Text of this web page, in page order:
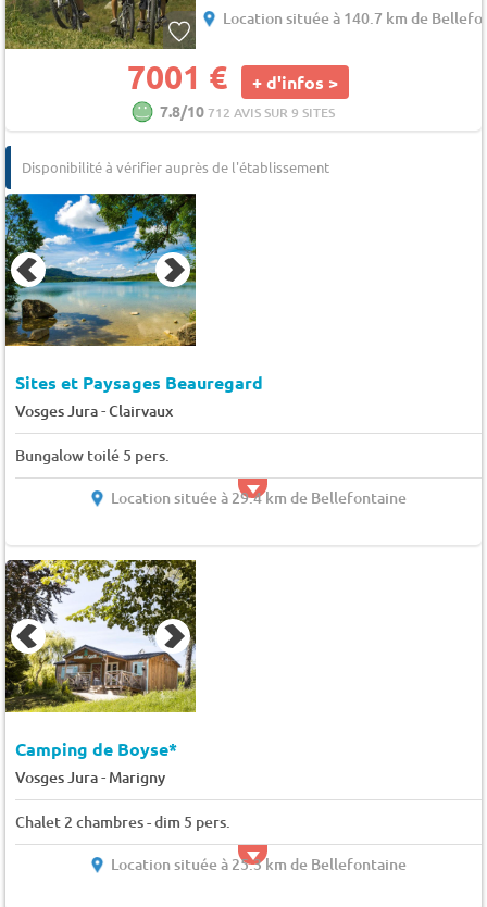
Location située à 140.7 km de
7001 € + d'infos >
7.8/10712 AVIS SUR 9 SITES
Disponibilité à vérifier auprès de l'établissement
Sites et Paysages Beauregard
Vosges Jura-Clairvaux
Bungalow toilé 5 pers.
Location située à 29.4 km de Bellefontaine
Camping de Boyse*
Vosges Jura- Marigny
Chalet 2 chambres - dim 5 pers.
Location située à 25.3 km de Bellefontaine